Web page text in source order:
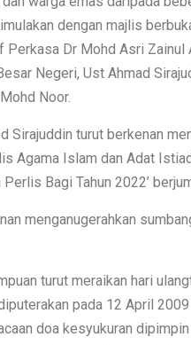
dengan majlis
Dr Mohd Asri
Negeri, Ust Ahmad
Noor.
Sirajuddin turut berkenan
Agama Islam dan Adat
Bagi Tahun 2022’
menganugerahkan
turut meraikan hari
pada 12 April
doa kesyukuran